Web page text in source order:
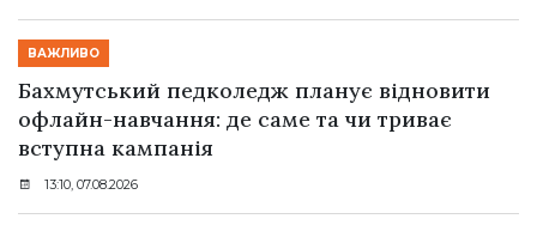
ВАЖЛИВО
Бахмутський педколедж планує відновити
офлайн-навчання: де саме та чи триває
вступна кампанія
13:10, 07.08.2026